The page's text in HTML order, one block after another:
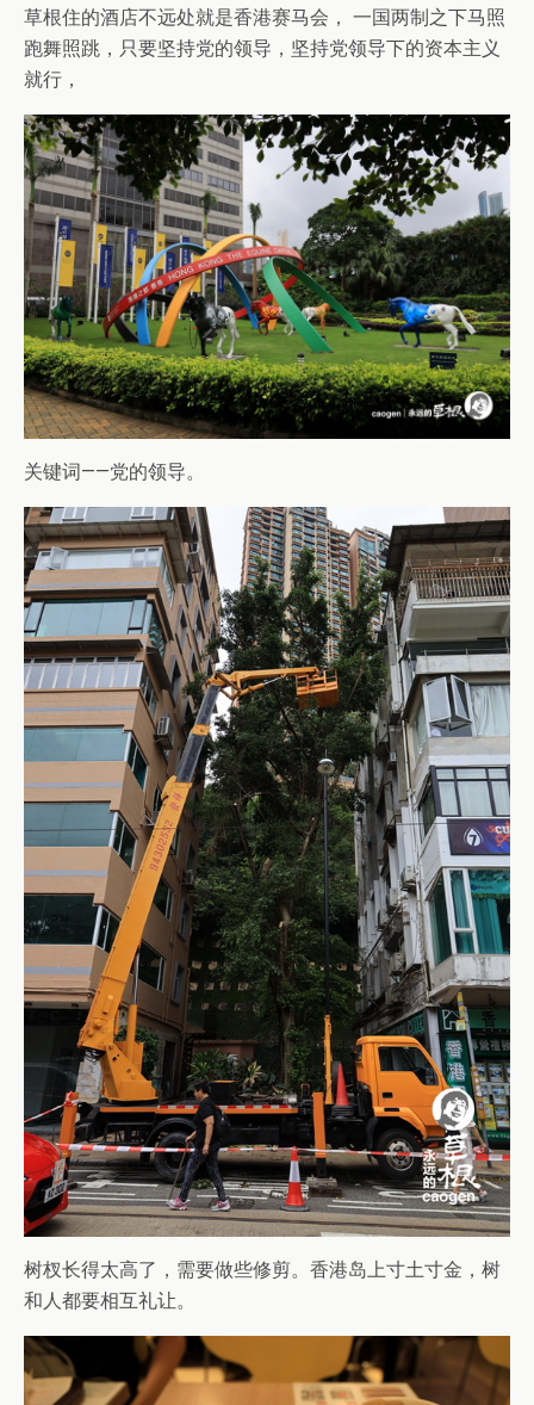
草根住的酒店不远处就是香港赛马会， 一国两制之下马照
跑舞照跳，只要坚持党的领导，坚持党领导下的资本主义
就行，
关键词——党的领导。
树杈长得太高了，需要做些修剪。香港岛上寸土寸金，树
和人都要相互礼让。